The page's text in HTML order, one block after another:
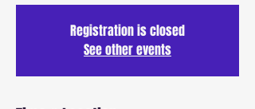
Registration is closed
See other events